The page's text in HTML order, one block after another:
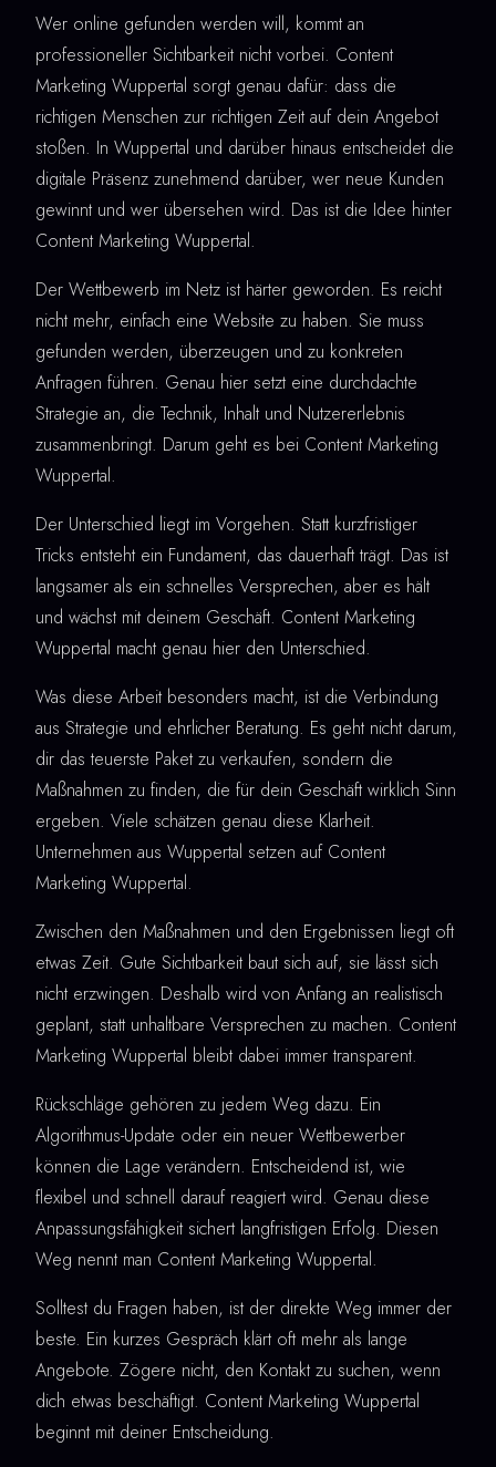
Wer online gefunden werden will, kommt an
professioneller Sichtbarkeit nicht vorbei. Content
Marketing Wuppertal sorgt genau dafür: dass die
richtigen Menschen zur richtigen Zeit auf dein Angebot
stoßen. In Wuppertal und darüber hinaus entscheidet die
digitale Präsenz zunehmend darüber, wer neue Kunden
gewinnt und wer übersehen wird. Das ist die Idee hinter
Content Marketing Wuppertal.
Der Wettbewerb im Netz ist härter geworden. Es reicht
nicht mehr, einfach eine Website zu haben. Sie muss
gefunden werden, überzeugen und zu konkreten
Anfragen führen. Genau hier setzt eine durchdachte
Strategie an, die Technik, Inhalt und Nutzererlebnis
zusammenbringt. Darum geht es bei Content Marketing
Wuppertal.
Der Unterschied liegt im Vorgehen. Statt kurzfristiger
Tricks entsteht ein Fundament, das dauerhaft trägt. Das ist
langsamer als ein schnelles Versprechen, aber es hält
und wächst mit deinem Geschäft. Content Marketing
Wuppertal macht genau hier den Unterschied.
Was diese Arbeit besonders macht, ist die Verbindung
aus Strategie und ehrlicher Beratung. Es geht nicht darum,
dir das teuerste Paket zu verkaufen, sondern die
Maßnahmen zu finden, die für dein Geschäft wirklich Sinn
ergeben. Viele schätzen genau diese Klarheit.
Unternehmen aus Wuppertal setzen auf Content
Marketing Wuppertal.
Zwischen den Maßnahmen und den Ergebnissen liegt oft
etwas Zeit. Gute Sichtbarkeit baut sich auf, sie lässt sich
nicht erzwingen. Deshalb wird von Anfang an realistisch
geplant, statt unhaltbare Versprechen zu machen. Content
Marketing Wuppertal bleibt dabei immer transparent.
Rückschläge gehören zu jedem Weg dazu. Ein
Algorithmus-Update oder ein neuer Wettbewerber
können die Lage verändern. Entscheidend ist, wie
flexibel und schnell darauf reagiert wird. Genau diese
Anpassungsfähigkeit sichert langfristigen Erfolg. Diesen
Weg nennt man Content Marketing Wuppertal.
Solltest du Fragen haben, ist der direkte Weg immer der
beste. Ein kurzes Gespräch klärt oft mehr als lange
Angebote. Zögere nicht, den Kontakt zu suchen, wenn
dich etwas beschäftigt. Content Marketing Wuppertal
beginnt mit deiner Entscheidung.